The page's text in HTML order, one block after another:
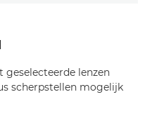
lenzen
scherpstellen mogelijk